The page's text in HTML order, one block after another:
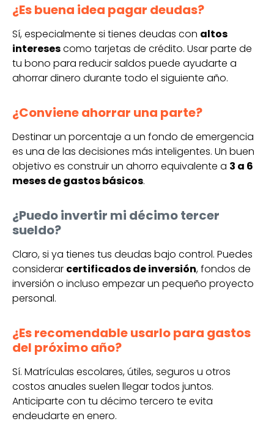
¿Es buena idea pagar deudas?
Sí, especialmente si tienes deudas con altos
interesescomo tarjetas de crédito. Usar parte de
tu bono para reducir saldos puede ayudarte a
ahorrar dinero durante todo el siguiente año.
¿Conviene ahorrar una parte?
Destinar un porcentaje a un fondo de emergencia
es una de las decisiones más inteligentes. Un buen
objetivo es construir un ahorro equivalente a 3 a 6
meses de gastos básicos.
¿Puedo invertir mi décimo tercer
sueldo?
Claro, si ya tienes tus deudas bajo control. Puedes
considerar certificados de inversión, fondos de
inversión o incluso empezar un pequeño proyecto
personal.
¿Es recomendable usarlo para gastos
del próximo año?
Sí. Matrículas escolares, útiles, seguros u otros
costos anuales suelen llegar todos juntos.
Anticiparte con tu décimo tercero te evita
endeudarte en enero.